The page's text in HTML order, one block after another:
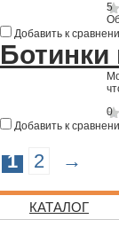
5
Добавить к
Ботинки
0
Добавить к
1 2 →
КАТАЛОГ